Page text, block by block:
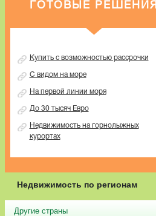
ГОТОВЫЕ РЕШЕНИЯ
Купить с возможностью рассрочки
С видом на море
На первой линии моря
До 30 тысяч Евро
Недвижимость на горнолыжных
курортах
Недвижимость по регионам
Другие страны